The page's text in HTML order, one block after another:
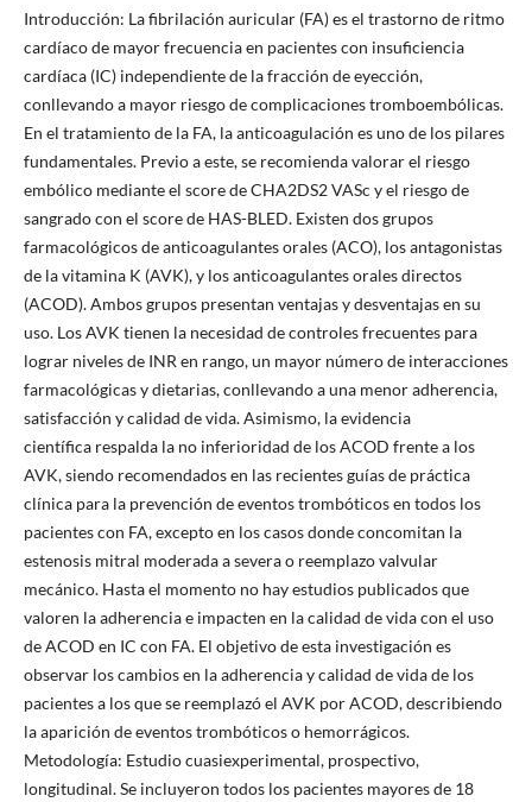
Introducción: La fibrilación auricular (FA) es el trastorno de ritmo
cardíaco de mayor frecuencia en pacientes con insuficiencia
cardíaca (IC) independiente de la fracción de eyección,
conllevando a mayor riesgo de complicaciones tromboembólicas.
En el tratamiento de la FA, la anticoagulación es uno de los pilares
fundamentales. Previo a este, se recomienda valorar el riesgo
embólico mediante el score de CHA2DS2 VASc y el riesgo de
sangrado con el score de HAS-BLED. Existen dos grupos
farmacológicos de anticoagulantes orales (ACO), los antagonistas
de la vitamina K (AVK), y los anticoagulantes orales directos
(ACOD). Ambos grupos presentan ventajas y desventajas en su
uso. Los AVK tienen la necesidad de controles frecuentes para
lograr niveles de INR en rango, un mayor número de interacciones
farmacológicas y dietarias, conllevando a una menor adherencia,
satisfacción y calidad de vida. Asimismo, la evidencia
científica respalda la no inferioridad de los ACOD frente a los
AVK, siendo recomendados en las recientes guías de práctica
clínica para la prevención de eventos trombóticos en todos los
pacientes con FA, excepto en los casos donde concomitan la
estenosis mitral moderada a severa o reemplazo valvular
mecánico. Hasta el momento no hay estudios publicados que
valoren la adherencia e impacten en la calidad de vida con el uso
de ACOD en IC con FA. El objetivo de esta investigación es
observar los cambios en la adherencia y calidad de vida de los
pacientes a los que se reemplazó el AVK por ACOD, describiendo
la aparición de eventos trombóticos o hemorrágicos.
Metodología: Estudio cuasiexperimental, prospectivo,
longitudinal. Se incluyeron todos los pacientes mayores de 18